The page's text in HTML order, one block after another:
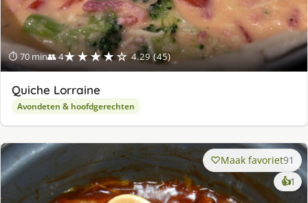
⏱ 70 min👥 4★★★★☆ 4.29 (45)
Quiche Lorraine
Avondeten & hoofdgerechten
Maak favoriet91
👍1